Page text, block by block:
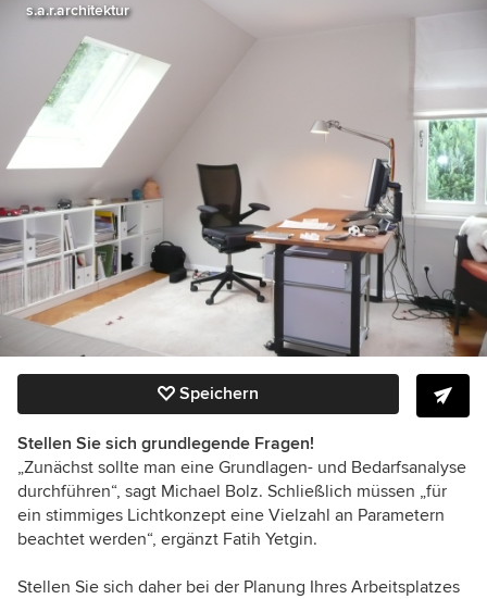
s.a.r.architektur
Speichern
Stellen Sie sich grundlegende Fragen!
„Zunächst sollte man eine Grundlagen- und Bedarfsanalyse
durchführen“, sagt Michael Bolz. Schließlich müssen „für
ein stimmiges Lichtkonzept eine Vielzahl an Parametern
beachtet werden“, ergänzt Fatih Yetgin.
Stellen Sie sich daher bei der Planung Ihres Arbeitsplatzes